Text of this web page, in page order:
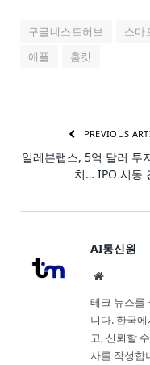
구글네스트허브 스마
애플
홈킷
PREVIOUS
일레븐랩스, 5억 달러 투
치… IPO 시동
AI통신원
Website
테크 뉴스를
니다. 한국
고, 신뢰할
사를 작성합